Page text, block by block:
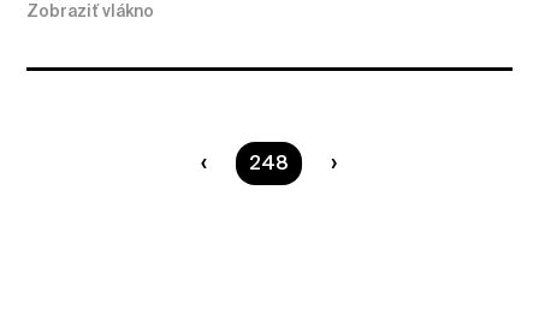
Zobraziť vlákno
Ste na strane
248